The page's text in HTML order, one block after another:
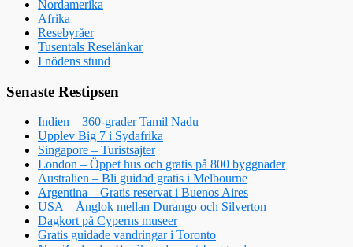
Nordamerika
Afrika
Resebyråer
Tusentals Reselänkar
I nödens stund
Senaste Restipsen
Indien – 360-grader Tamil Nadu
Upplev Big 7 i Sydafrika
Singapore – Turistsajter
London – Öppet hus och gratis på 800 byggnader
Australien – Bli guidad gratis i Melbourne
Argentina – Gratis reservat i Buenos Aires
USA – Ånglok mellan Durango och Silverton
Dagkort på Cyperns museer
Gratis guidade vandringar i Toronto